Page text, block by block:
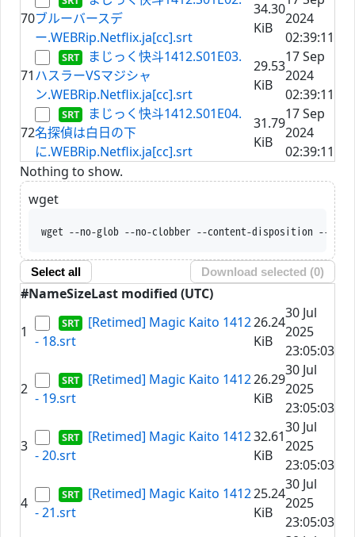
70ブルーバースデ
ー.WEBRip.Netflix.ja[cc].srt
34.30
KiB
2024
02:39:11
71
まじっく快斗1412.S01E03.
ハスラーVSマジシャ
ン.WEBRip.Netflix.ja[cc].srt
29.53
KiB
17 Sep
2024
02:39:11
72
まじっく快斗1412.S01E04.
名探偵は白日の下
に.WEBRip.Netflix.ja[cc].srt
31.79
KiB
17 Sep
2024
02:39:11
Nothing to show.
wget
wget --no-glob --no-clobber --content-
Select all Download selected (0)
#NameSizeLast modified (UTC)
1
[Retimed] Magic Kaito 1412
- 18.srt
26.24
KiB
30 Jul
2025
23:05:03
2
[Retimed] Magic Kaito 1412
- 19.srt
26.29
KiB
30 Jul
2025
23:05:03
3
[Retimed] Magic Kaito 1412
- 20.srt
32.61
KiB
30 Jul
2025
23:05:03
4
[Retimed] Magic Kaito 1412
- 21.srt
25.24
KiB
30 Jul
2025
23:05:03